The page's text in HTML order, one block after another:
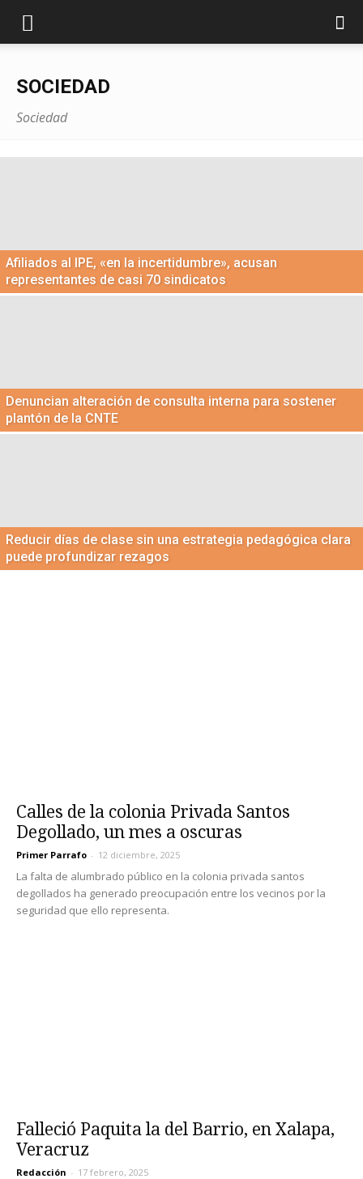
SOCIEDAD
Sociedad
Afiliados al IPE, «en la incertidumbre», acusan
representantes de casi 70 sindicatos
Denuncian alteración de consulta interna para sostener
plantón de la CNTE
Reducir días de clase sin una estrategia pedagógica clara
puede profundizar rezagos
Calles de la colonia Privada Santos
Degollado, un mes a oscuras
Primer Parrafo - 12 diciembre, 2025
La falta de alumbrado público en la colonia privada santos
degollados ha generado preocupación entre los vecinos por la
seguridad que ello representa.
Falleció Paquita la del Barrio, en Xalapa,
Veracruz
Redacción - 17 febrero, 2025